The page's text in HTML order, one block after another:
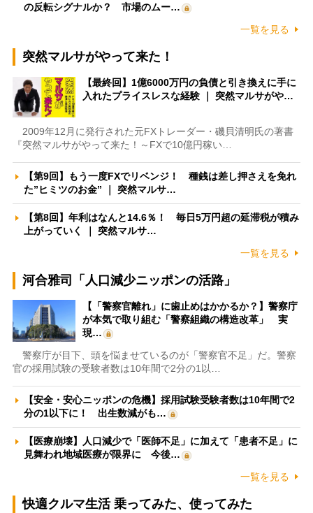
の反転シグナルか？ 市場のムー…
一覧を見る
突然マルサがやって来た！
【最終回】1億6000万円の負債と引き換えに手に
入れたプライスレスな経験 ｜ 突然マルサがや…
2009年12月に発行された元FXトレーダー・磯貝清明氏の著書
『突然マルサがやって来た！～FXで10億円稼い…
【第9回】もう一度FXでリベンジ！ 種銭は差し押さえを免れ
た”ヒミツのお金” ｜ 突然マルサ…
【第8回】年利はなんと14.6％！ 毎日5万円超の延滞税が積み
上がっていく ｜ 突然マルサ…
一覧を見る
河合雅司「人口減少ニッポンの活路」
【「警察官離れ」に歯止めはかかるか？】警察庁
が本気で取り組む「警察組織の構造改革」 実
現…
警察庁が目下、頭を悩ませているのが「警察官不足」だ。警察
官の採用試験の受験者数は10年間で2分の1以…
【安全・安心ニッポンの危機】採用試験受験者数は10年間で2
分の1以下に！ 出生数減がも…
【医療崩壊】人口減少で「医師不足」に加えて「患者不足」に
見舞われ地域医療が限界に 今後…
一覧を見る
快適クルマ生活 乗ってみた、使ってみた